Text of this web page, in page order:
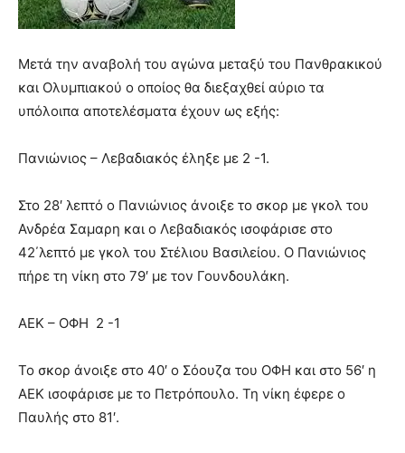
Μετά την αναβολή του αγώνα μεταξύ του Πανθρακικού
και Ολυμπιακού ο οποίος θα διεξαχθεί αύριο τα
υπόλοιπα αποτελέσματα έχουν ως εξής:
Πανιώνιος – Λεβαδιακός έληξε με 2 -1.
Στο 28′ λεπτό ο Πανιώνιος άνοιξε το σκορ με γκολ του
Ανδρέα Σαμαρη και ο Λεβαδιακός ισοφάρισε στο
42΄λεπτό με γκολ του Στέλιου Βασιλείου. Ο Πανιώνιος
πήρε τη νίκη στο 79′ με τον Γουνδουλάκη.
ΑΕΚ – ΟΦΗ 2 -1
Το σκορ άνοιξε στο 40′ ο Σόουζα του ΟΦΗ και στο 56′ η
ΑΕΚ ισοφάρισε με το Πετρόπουλο. Τη νίκη έφερε ο
Παυλής στο 81′.